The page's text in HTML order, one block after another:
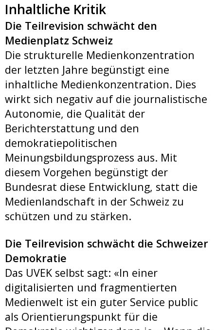
Inhaltliche Kritik
Die Teilrevision schwächt den
Medienplatz Schweiz
Die strukturelle Medienkonzentration
der letzten Jahre begünstigt eine
inhaltliche Medienkonzentration. Dies
wirkt sich negativ auf die journalistische
Autonomie, die Qualität der
Berichterstattung und den
demokratiepolitischen
Meinungsbildungsprozess aus. Mit
diesem Vorgehen begünstigt der
Bundesrat diese Entwicklung, statt die
Medienlandschaft in der Schweiz zu
schützen und zu stärken.
Die Teilrevision schwächt die Schweizer
Demokratie
Das UVEK selbst sagt: «In einer
digitalisierten und fragmentierten
Medienwelt ist ein guter Service public
als Orientierungspunkt für die